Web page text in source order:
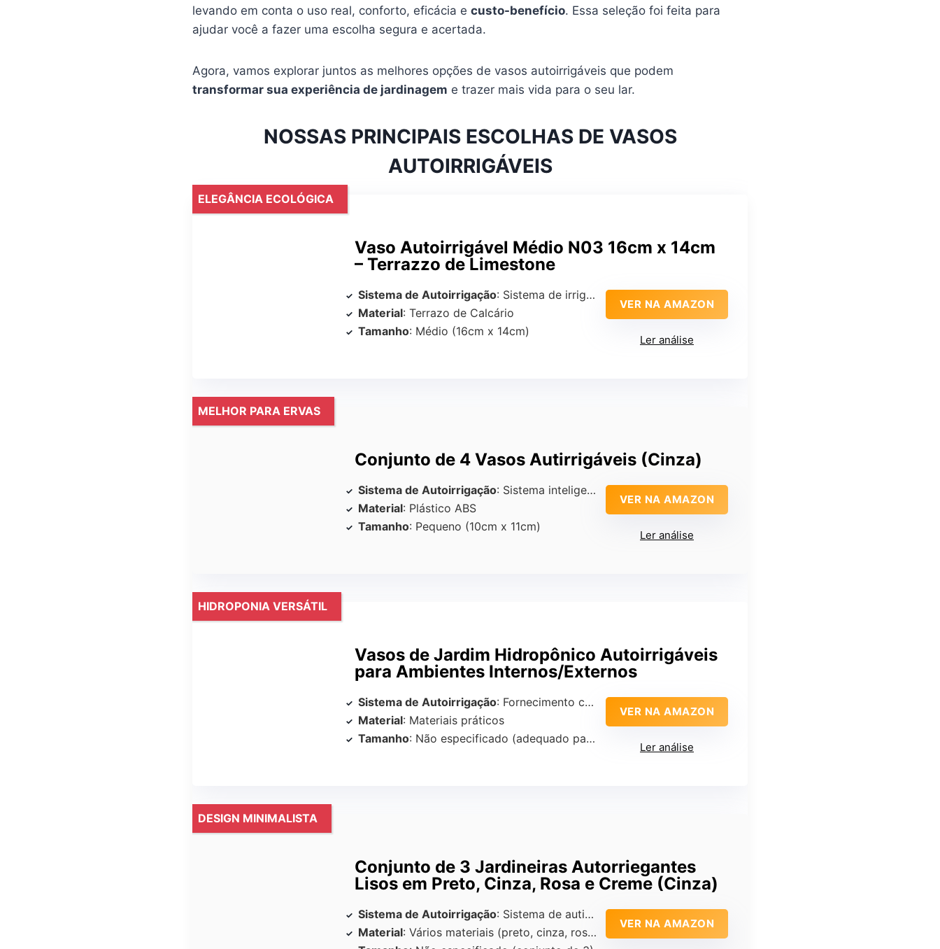
levando em conta o uso real, conforto, eficácia e custo-benefício. Essa seleção foi feita para
ajudar você a fazer uma escolha segura e acertada.
Agora, vamos explorar juntos as melhores opções de vasos autoirrigáveis que podem
transformar sua experiência de jardinagem e trazer mais vida para o seu lar.
NOSSAS PRINCIPAIS ESCOLHAS DE VASOS
AUTOIRRIGÁVEIS
Vaso Autoirrigável Médio N03 16cm x 14cm
– Terrazzo de Limestone
ELEGÂNCIA ECOLÓGICA
Sistema de Autoirrigação: Sistema de irrigação capilar
Material: Terrazo de Calcário
Tamanho: Médio (16cm x 14cm)
VER NA AMAZON
Ler análise
Conjunto de 4 Vasos Autirrigáveis (Cinza)
MELHOR PARA ERVAS
Sistema de Autoirrigação: Sistema inteligente de auto-irrigação
Material: Plástico ABS
Tamanho: Pequeno (10cm x 11cm)
VER NA AMAZON
Ler análise
Vasos de Jardim Hidropônico Autoirrigáveis
para Ambientes Internos/Externos
HIDROPONIA VERSÁTIL
Sistema de Autoirrigação: Fornecimento contínuo de água
Material: Materiais práticos
Tamanho: Não especificado (adequado para vários tamanhos)
VER NA AMAZON
Ler análise
Conjunto de 3 Jardineiras Autorriegantes
Lisos em Preto, Cinza, Rosa e Creme (Cinza)
DESIGN MINIMALISTA
Sistema de Autoirrigação: Sistema de autirrigação
Material: Vários materiais (preto, cinza, rosa, creme)
VER NA AMAZON